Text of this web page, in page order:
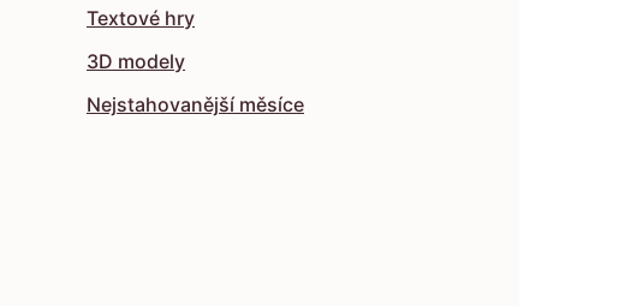
Textové hry
3D modely
Nejstahovanější měsíce